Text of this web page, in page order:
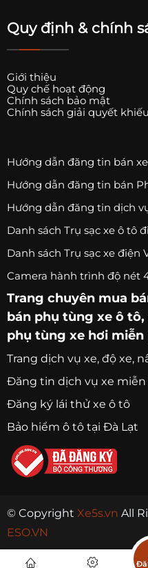
Quy định & chính
Giới thiệu
Quy chế hoạt động
Chính sách bảo mật
Chính sách giải quyết
Hướng dẫn đăng tin bán xe
Hướng dẫn đăng tin bán
Hướng dẫn đăng tin dịch
Danh sách Trụ sạc xe ô tô
Danh sách Trụ sạc xe điện
Camera hành trình độ nét
Trang chuyên mua
bán phụ tùng xe ô tô,
phụ tùng xe hơi miễn
Trang dịch vụ xe, độ xe,
Đăng tin dịch vụ xe miễn
Đăng ký lái thử xe ô tô
Bảo hiểm ô tô tại Đà Lạt
© Copyright Xe5s.vn All
ESO.VN